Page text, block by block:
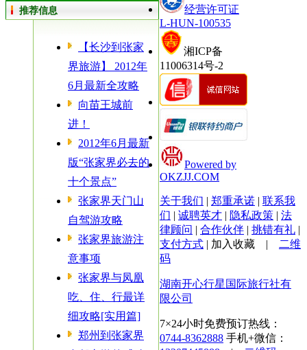
推荐信息
【长沙到张家
界旅游】 2012年
6月最新全攻略
向苗王城前
进！
2012年6月最新
版“张家界必去的
十个景点”
张家界天门山
自驾游攻略
张家界旅游注
意事项
张家界与凤凰
吃、住、行最详
细攻略[实用篇]
郑州到张家界
经营许可证
L-HUN-100535
湘ICP备
11006314号-2
Powered by
OKZJJ.COM
关于我们 | 郑重承诺 | 联系我
们 | 诚聘英才 | 隐私政策 | 法
律顾问 | 合作伙伴 | 挑错有礼 |
支付方式 | 加入收藏 |
二维
码
湖南开心行星国际旅行社有
限公司
7×24小时免费预订热线：
0744-8362888 手机+微信：